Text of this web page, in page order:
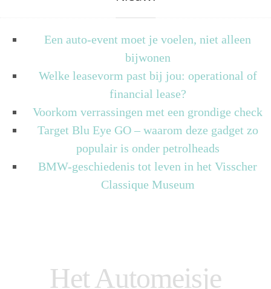
Een auto-event moet je voelen, niet alleen
bijwonen
Welke leasevorm past bij jou: operational of
financial lease?
Voorkom verrassingen met een grondige check
Target Blu Eye GO – waarom deze gadget zo
populair is onder petrolheads
BMW-geschiedenis tot leven in het Visscher
Classique Museum
Het Automeisje